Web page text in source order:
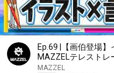
Ep.69 |【画伯登場
MAZZELテレストレ
べや🛋️]
MAZZEL